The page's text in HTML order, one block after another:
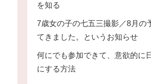
を知る
7歳女の子の七五三撮影／8月の
てきました。というお知らせ
何にでも参加できて、意欲的に
にする方法